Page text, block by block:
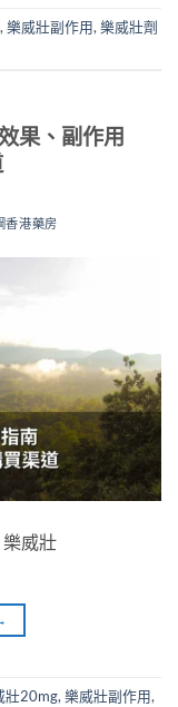
,樂威壯副作用,樂威壯劑
果、副作用
香港藥房
威壯
壯20mg,樂威壯副作用,